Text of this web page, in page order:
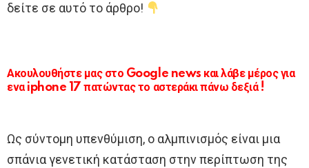
δείτε σε αυτό το άρθρο!
Ακουλουθήστε μας στο Google news και λάβε μέρος για
ενα iphone 17 πατώντας το αστεράκι πάνω δεξιά !
Ως σύντομη υπενθύμιση, ο αλμπινισμός είναι μια
σπάνια γενετική κατάσταση στην περίπτωση της